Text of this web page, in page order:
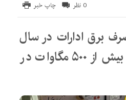
چاپ خبر 0 نظر
برق ادارات در سال
۱۴۰۴ / صرفه‌جویی بیش از ۵۰۰ مگاوات در